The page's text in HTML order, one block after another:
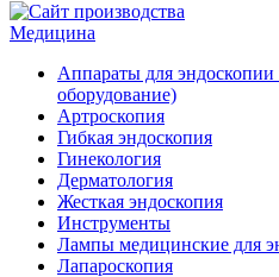
Медицина
Аппараты для
оборудование)
Артроскопия
Гибкая эндоскопия
Гинекология
Дерматология
Жесткая эндоскопия
Инструменты
Лампы медицинские для
Лапароскопия